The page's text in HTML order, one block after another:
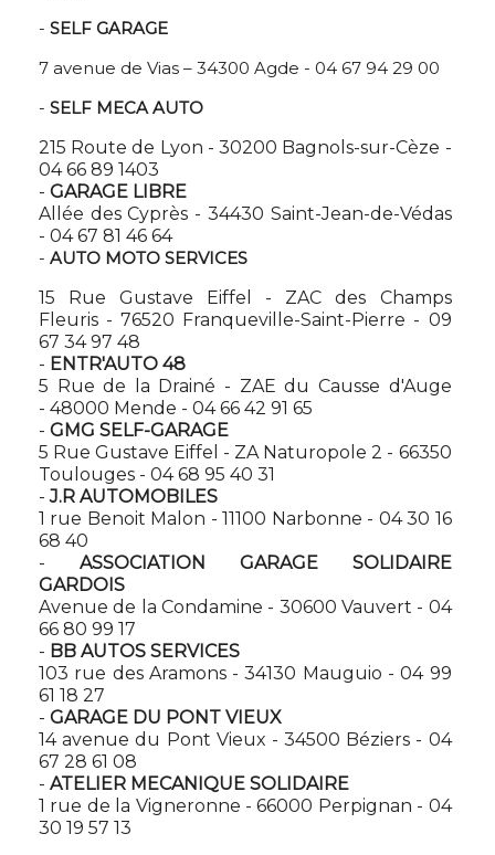
- SELF GARAGE
7 avenue de Vias – 34300 Agde - 04 67 94 29 00
- SELF MECA AUTO
215 Route de Lyon - 30200 Bagnols-sur-Cèze -
04 66 89 1403
- GARAGE LIBRE
Allée des Cyprès - 34430 Saint-Jean-de-Védas
- 04 67 81 46 64
- AUTO MOTO SERVICES
15 Rue Gustave Eiffel - ZAC des Champs
Fleuris - 76520 Franqueville-Saint-Pierre - 09
67 34 97 48
- ENTR'AUTO 48
5 Rue de la Drainé - ZAE du Causse d'Auge
- 48000 Mende - 04 66 42 91 65
- GMG SELF-GARAGE
5 Rue Gustave Eiffel - ZA Naturopole 2 - 66350
Toulouges - 04 68 95 40 31
-J.R AUTOMOBILES
1 rue Benoit Malon - 11100 Narbonne - 04 30 16
68 40
- ASSOCIATION GARAGE SOLIDAIRE
GARDOIS
Avenue de la Condamine - 30600 Vauvert - 04
66 80 99 17
- BB AUTOS SERVICES
103 rue des Aramons - 34130 Mauguio - 04 99
61 18 27
- GARAGE DU PONT VIEUX
14 avenue du Pont Vieux - 34500 Béziers - 04
67 28 61 08
- ATELIER MECANIQUE SOLIDAIRE
1 rue de la Vigneronne - 66000 Perpignan - 04
30 19 57 13